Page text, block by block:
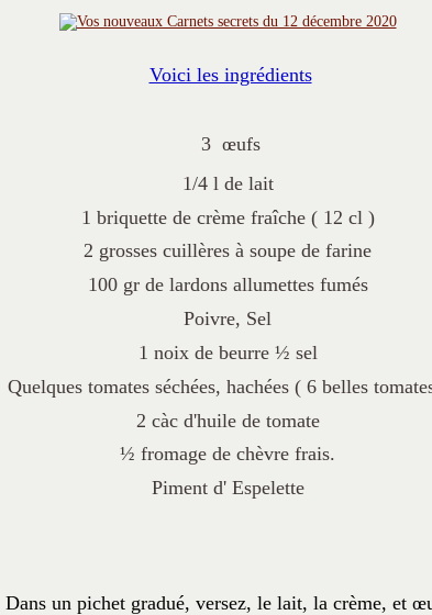
Voici les ingrédients
3 œufs
1/4 l de lait
1 briquette de crème fraîche ( 12 cl )
2 grosses cuillères à soupe de farine
100 gr de lardons allumettes fumés
Poivre, Sel
1 noix de beurre ½ sel
Quelques tomates séchées, hachées ( 6 belles
2 càc d'huile de tomate
½ fromage de chèvre frais.
Piment d' Espelette
Dans un pichet gradué, versez, le lait, la crème, et